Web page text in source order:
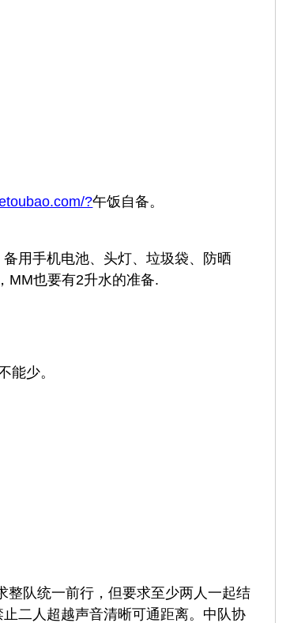
?午饭自备。
用手机电池、头灯、垃圾袋、防晒
MM也要有2升水的准备.
能少。
整队统一前行，但要求至少两人一起结
二人超越声音清晰可通距离。中队协